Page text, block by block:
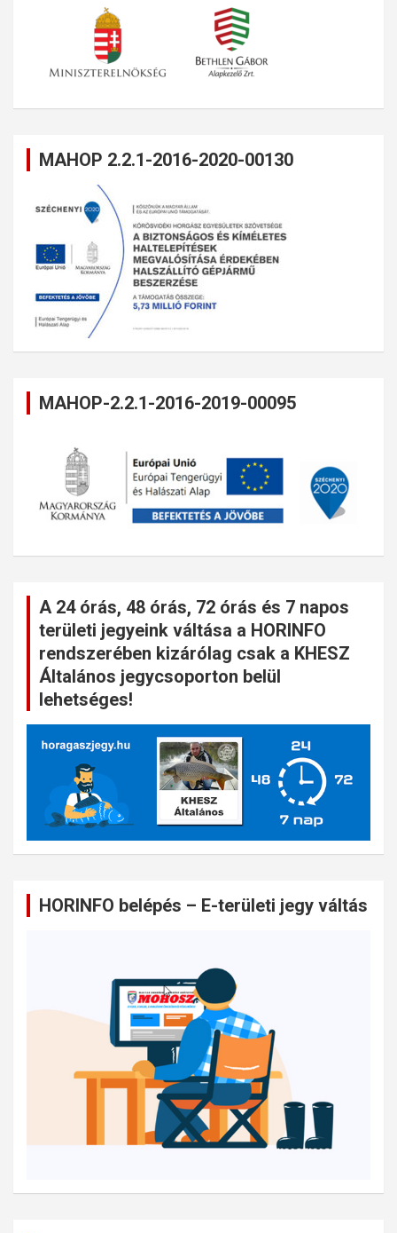
MAHOP 2.2.1-2016-2020-00130
MAHOP-2.2.1-2016-2019-00095
A 24 órás, 48 órás, 72 órás és 7 napos
területi jegyeink váltása a HORINFO
rendszerében kizárólag csak a KHESZ
Általános jegycsoporton belül
lehetséges!
HORINFO belépés – E-területi jegy váltás